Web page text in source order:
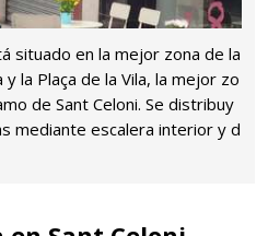
situado en la mejor zona de la
la Plaça de la Vila, la mejor zo
de Sant Celoni. Se distribuy
mediante escalera interior y d